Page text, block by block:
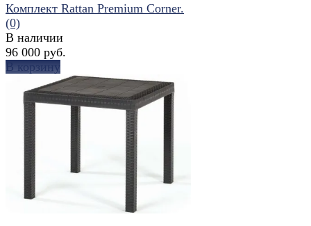
Комплект Rattan Premium Corner.
(0)
В наличии
96 000 руб.
В корзину